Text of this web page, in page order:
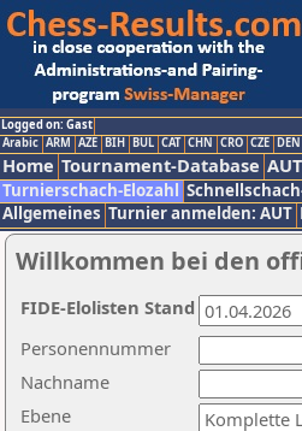
Logged on: Gast
Arabic ARM AZE BIH BUL CAT CHN CRO CZE DEN
Home Tournament-Database
Turnierschach-Elozahl
Allgemeines Turnier anmelden: AUT
Willkommen bei den
Nachname
Ebene
Personennummer
FIDE-Elolisten Stand